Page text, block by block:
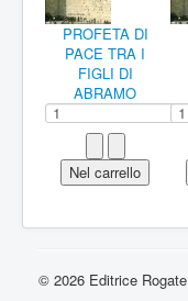
PROFETA DI
PACE TRA I
FIGLI DI
ABRAMO
© 2026 Editrice Rogate